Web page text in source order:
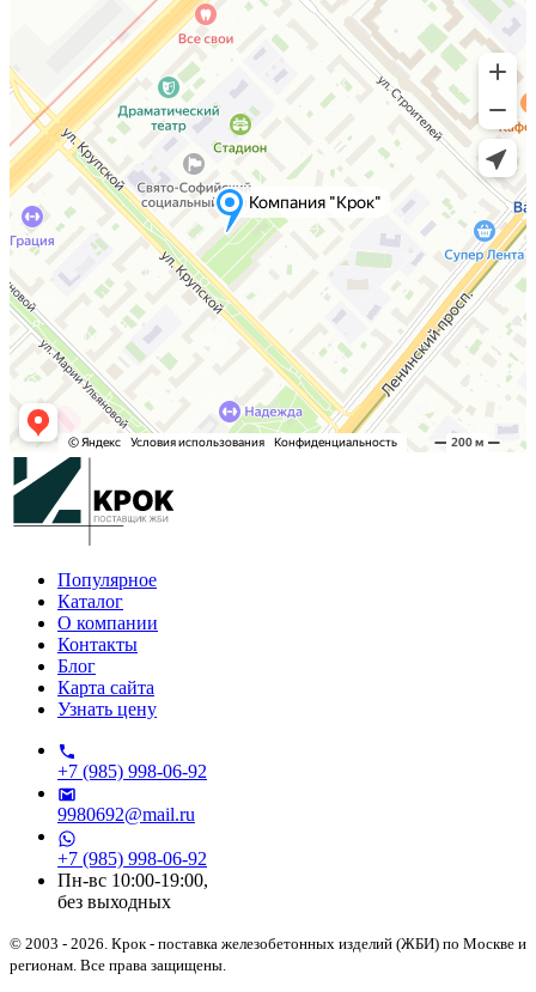
Популярное
Каталог
О компании
Контакты
Блог
Карта сайта
Узнать цену
+7 (985) 998-06-92
9980692@mail.ru
+7 (985) 998-06-92
Пн-вс 10:00-19:00,
без выходных
© 2003 - 2026. Крок - поставка железобетонных изделий (ЖБИ) по Москве и
регионам. Все права защищены.